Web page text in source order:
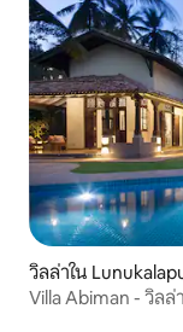
วิลล่าใน
Villa Abiman - วิล